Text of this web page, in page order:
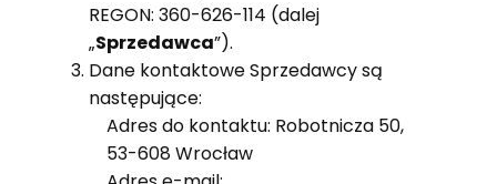
REGON: 360-626-114 (dalej
„Sprzedawca”).
Dane kontaktowe Sprzedawcy są
następujące:
Adres do kontaktu: Robotnicza 50,
53-608 Wrocław